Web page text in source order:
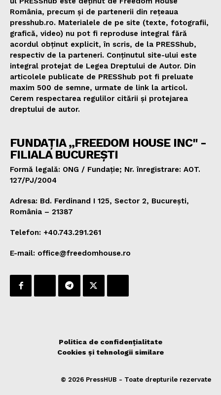
România, precum și de partenerii din rețeaua
presshub.ro. Materialele de pe site (texte, fotografii,
grafică, video) nu pot fi reproduse integral fără
acordul obținut explicit, în scris, de la PRESShub,
respectiv de la parteneri. Conținutul site-ului este
integral protejat de Legea Dreptului de Autor. Din
articolele publicate de PRESShub pot fi preluate
maxim 500 de semne, urmate de link la articol.
Cerem respectarea regulilor citării și protejarea
dreptului de autor.
FUNDAȚIA „FREEDOM HOUSE INC" -
FILIALA BUCUREȘTI
Formă legală: ONG / Fundație; Nr. înregistrare: AOT.
127/PJ/2004
Adresa: Bd. Ferdinand I 125, Sector 2, București,
România – 21387
Telefon: +40.743.291.261
E-mail: office@freedomhouse.ro
Politica de confidențialitate
Cookies și tehnologii similare
© 2026 PressHUB - Toate drepturile rezervate